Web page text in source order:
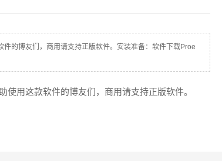
的博友们，商用请支持正版软件。安装准备：软件下载Proe
用这款软件的博友们，商用请支持正版软件。